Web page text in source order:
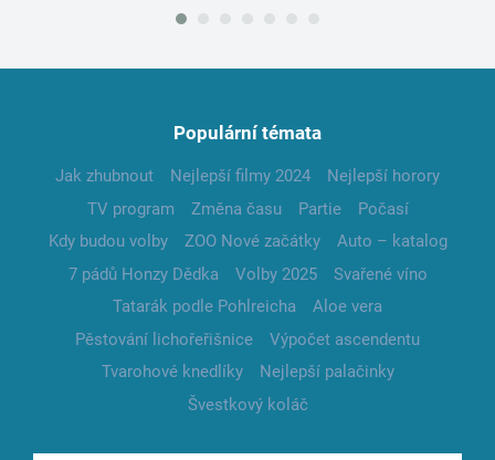
Populární témata
Jak zhubnout Nejlepší filmy 2024
Nejlepší horory
TV program
Změna času Partie
Počasí
Kdy budou volby
ZOO Nové začátky
Auto – katalog
7 pádů Honzy Dědka
Volby 2025
Svařené víno
Tatarák podle Pohlreicha
Aloe vera
Pěstování lichořeřišnice
Výpočet ascendentu
Tvarohové knedlíky
Nejlepší palačinky
Švestkový koláč